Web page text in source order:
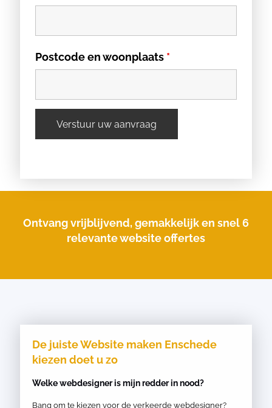
Postcode en woonplaats *
Ontvang vrijblijvend, gemakkelijk en snel 6
relevante website offertes
De juiste Website maken Enschede
kiezen doet u zo
Welke webdesigner is mijn redder in nood?
Bang om te kiezen voor de verkeerde webdesigner?